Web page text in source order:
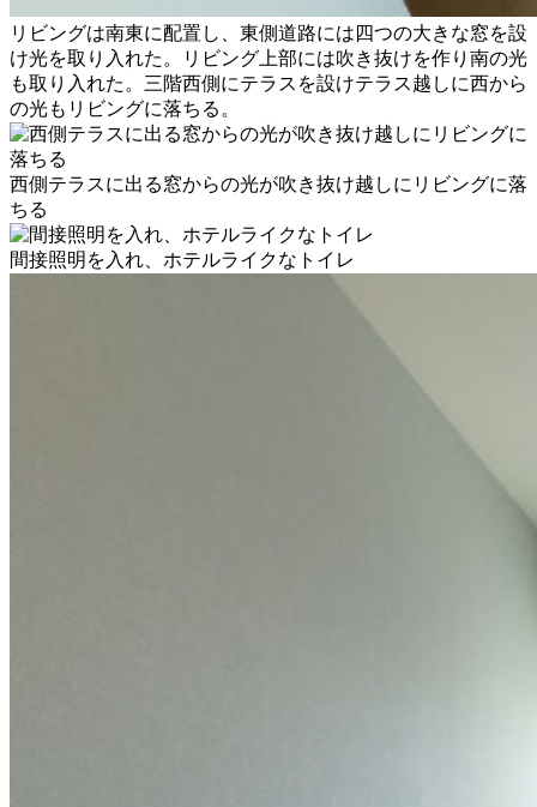
​リビングは南東に配置し、東側道路には四つの大きな窓を設
け光を取り入れた。リビング上部には吹き抜けを作り南の光
も取り入れた。三階西側にテラスを設けテラス越しに西から
の光もリビングに落ちる。
西側テラスに出る窓からの光が吹き抜け越しにリビングに落
ちる
間接照明を入れ、ホテルライクなトイレ